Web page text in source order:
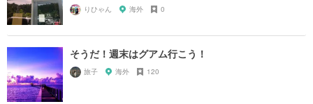
りひゃん 海外 0
そうだ！週末はグアム行こう！
旅子 海外 120